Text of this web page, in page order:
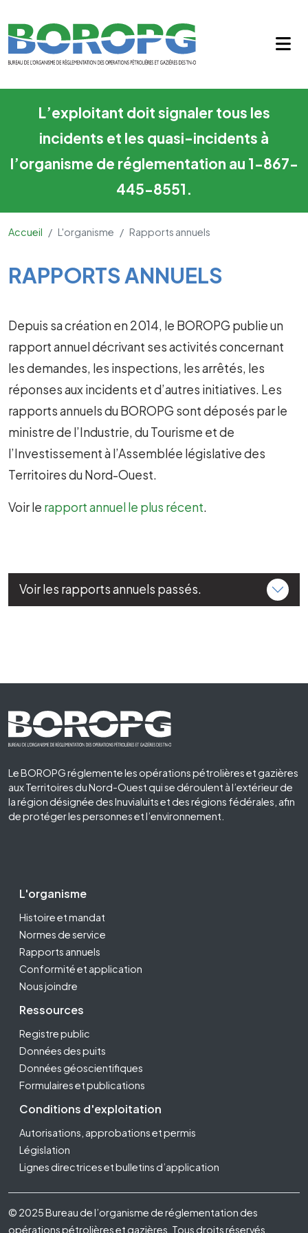
L’exploitant doit signaler tous les
incidents et les quasi-incidents à
l’organisme de réglementation au 1-867-
445-8551.
Accueil L'organisme Rapports annuels
Main Content
RAPPORTS ANNUELS
Depuis sa création en 2014, le BOROPG publie un
rapport annuel décrivant ses activités concernant
les demandes, les inspections, les arrêtés, les
réponses aux incidents et d’autres initiatives. Les
rapports annuels du BOROPG sont déposés par le
ministre de l’Industrie, du Tourisme et de
l’Investissement à l’Assemblée législative des
Territoires du Nord-Ouest.
Voir le rapport annuel le plus récent.
Voir les rapports annuels passés.
Footer First
Le BOROPG réglemente les opérations pétrolières et gazières
aux Territoires du Nord-Ouest qui se déroulent à l’extérieur de
la région désignée des Inuvialuits et des régions fédérales, afin
de protéger les personnes et l’environnement.
Footer Second
L'organisme
Histoire et mandat
Normes de service
Rapports annuels
Conformité et application
Nous joindre
Ressources
Registre public
Données des puits
Données géoscientifiques
Formulaires et publications
Conditions d'exploitation
Autorisations, approbations et permis
Législation
Lignes directrices et bulletins d’application
Footer Fifth
© 2025 Bureau de l’organisme de réglementation des
opérations pétrolières et gazières. Tous droits réservés.